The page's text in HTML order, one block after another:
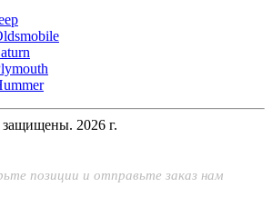
2026 г.
позиции и отправьте заказ нам